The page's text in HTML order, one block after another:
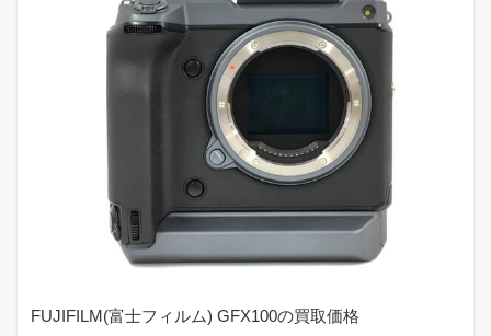
FUJIFILM(富士フィルム) GFX100の買取価格